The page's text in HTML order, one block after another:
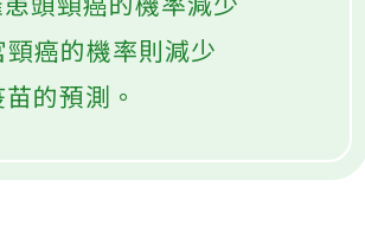
頭頸癌的機率減少
癌的機率則減少
的預測。